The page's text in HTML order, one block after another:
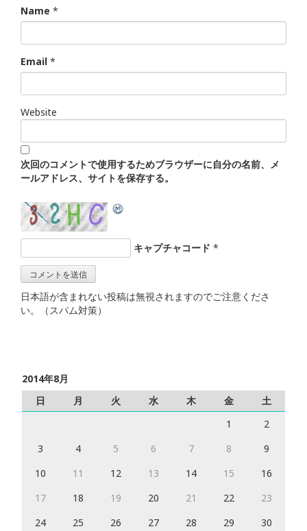
Name *
Email *
Website
次回のコメントで使用するためブラウザーに自分の名前、メ
ールアドレス、サイトを保存する。
キャプチャコード *
日本語が含まれない投稿は無視されますのでご注意くださ
い。（スパム対策）
2014年8月
日
月 火 水 木 金 土
1
2
3
4 5 6 7 8
9
10
11 12 13 14 15
16
17
18 19 20 21 22
23
24
25 26 27 28 29
30